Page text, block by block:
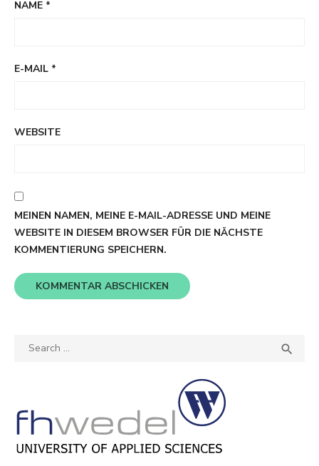
NAME *
E-MAIL *
WEBSITE
MEINEN NAMEN, MEINE E-MAIL-ADRESSE UND MEINE
WEBSITE IN DIESEM BROWSER FÜR DIE NÄCHSTE
KOMMENTIERUNG SPEICHERN.
Search
